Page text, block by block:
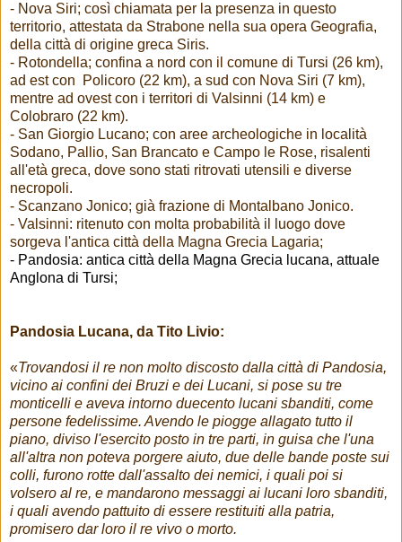
- Nova Siri; così chiamata per la presenza in questo
territorio, attestata da Strabone nella sua opera Geografia,
della città di origine greca Siris.
- Rotondella; confina a nord con il comune di Tursi (26 km),
ad est con Policoro (22 km), a sud con Nova Siri (7 km),
mentre ad ovest con i territori di Valsinni (14 km) e
Colobraro (22 km).
- San Giorgio Lucano; con aree archeologiche in località
Sodano, Pallio, San Brancato e Campo le Rose, risalenti
all'età greca, dove sono stati ritrovati utensili e diverse
necropoli.
- Scanzano Jonico; già frazione di Montalbano Jonico.
- Valsinni: ritenuto con molta probabilità il luogo dove
sorgeva l'antica città della Magna Grecia Lagaria;
- Pandosia: antica città della Magna Grecia lucana, attuale
Anglona di Tursi;
Pandosia Lucana, da Tito Livio:
«Trovandosi il re non molto discosto dalla città di Pandosia,
vicino ai confini dei Bruzi e dei Lucani, si pose su tre
monticelli e aveva intorno duecento lucani sbanditi, come
persone fedelissime. Avendo le piogge allagato tutto il
piano, diviso l'esercito posto in tre parti, in guisa che l'una
all'altra non poteva porgere aiuto, due delle bande poste sui
colli, furono rotte dall'assalto dei nemici, i quali poi si
volsero al re, e mandarono messaggi ai lucani loro sbanditi,
i quali avendo pattuito di essere restituiti alla patria,
promisero dar loro il re vivo o morto.